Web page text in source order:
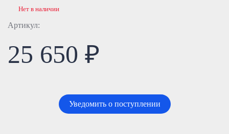
Артикул:
Нет в наличии
25 650 ₽
Уведомить о поступлении